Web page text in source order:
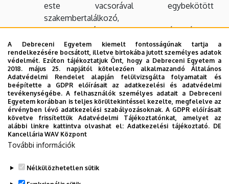
este vacsorával egybekötött
szakembertalálkozó,
2026. október 15. - szakmai kirándulás
A részletes program, a részvétellel,
regisztrációval, előadástartással, szállással
kapcsolatos tájékoztatók rövidesen elérhetők
a konferencia honlapján (https://e-
konferencia.unideb.hu/TNF).
Minden érdeklődőt nagy szeretettel várunk a 31.
Tiszántúli Növényvédelmi Fórumra!
A Debreceni Egyetem kiemelt fontosságúnak tartja a
rendelkezésére bocsátott, illetve birtokába jutott személyes adatok
védelmét. Ezúton tájékoztatjuk Önt, hogy a Debreceni Egyetem a
2018. május 25. napjától kötelezően alkalmazandó Általános
Adatvédelmi Rendelet alapján felülvizsgálta folyamatait és
beépítette a GDPR előírásait az adatkezelési és adatvédelmi
tevékenységébe. A felhasználók személyes adatait a Debreceni
Egyetem korábban is teljes körültekintéssel kezelte, megfelelve az
érvényben lévő adatkezelési szabályozásoknak. A GDPR előírásait
követve frissítettük Adatvédelmi Tájékoztatónkat, amelyet az
alábbi linkre kattintva olvashat el:Adatkezelési tájékoztató. DE
Kancellária WAV Központ
További információk
Nélkülözhetetlen sütik